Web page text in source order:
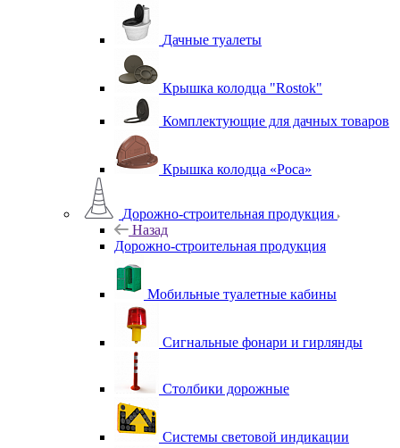
Дачные туалеты
Крышка колодца "Rostok"
Комплектующие для дачных товаров
Крышка колодца «Роса»
Дорожно-строительная продукция
Назад
Дорожно-строительная продукция
Мобильные туалетные кабины
Сигнальные фонари и гирлянды
Столбики дорожные
Системы световой индикации